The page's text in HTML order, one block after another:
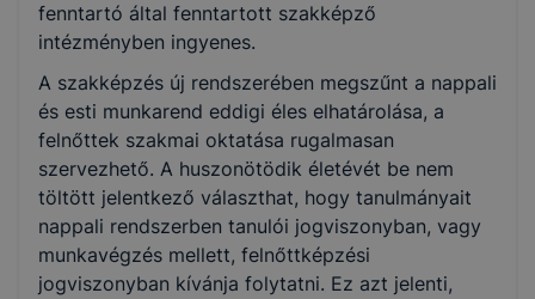
fenntartó által fenntartott szakképző
intézményben ingyenes.
A szakképzés új rendszerében megszűnt a nappali
és esti munkarend eddigi éles elhatárolása, a
felnőttek szakmai oktatása rugalmasan
szervezhető. A huszonötödik életévét be nem
töltött jelentkező választhat, hogy tanulmányait
nappali rendszerben tanulói jogviszonyban, vagy
munkavégzés mellett, felnőttképzési
jogviszonyban kívánja folytatni. Ez azt jelenti,